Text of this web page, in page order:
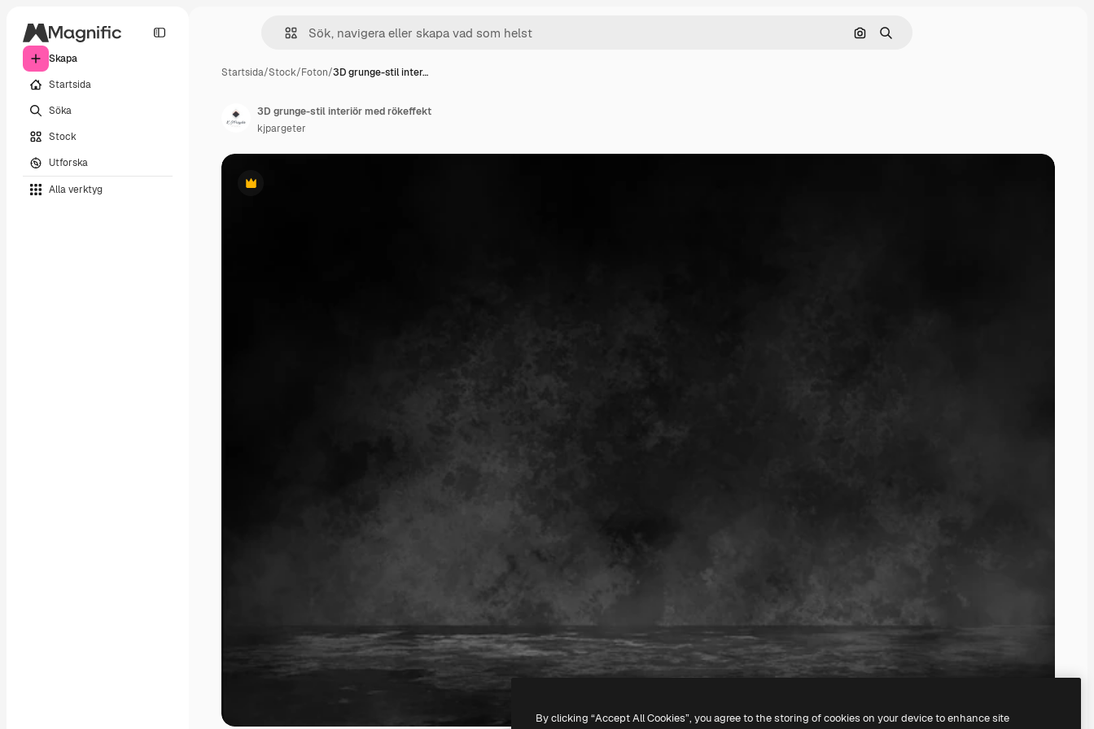
Skapa
Startsida
Söka
Stock
Utforska
Alla verktyg
Sök efter bild
Söka
Startsida/Stock/Foton/3D grunge-stil inter…
Premie
3D grunge-stil interiör med rökeffekt
kjpargeter
By clicking “Accept All Cookies”, you agree to the storing of cookies on your device to enhance site